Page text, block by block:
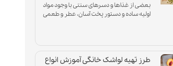
بعضی از غذاها و دسرهای سنتی با وجود مواد
اولیه ساده و دستور پخت آسان، عطر و طعمی
طرز تهیه لواشک خانگی آموزش انواع